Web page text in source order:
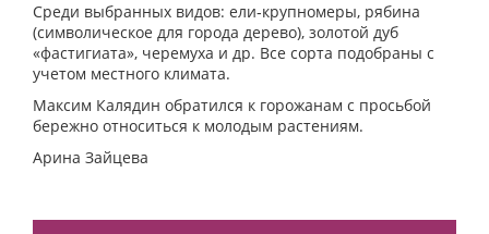
Среди выбранных видов: ели‑крупномеры, рябина
(символическое для города дерево), золотой дуб
«фастигиата», черемуха и др. Все сорта подобраны с
учетом местного климата.
Максим Калядин обратился к горожанам с просьбой
бережно относиться к молодым растениям.
Арина Зайцева